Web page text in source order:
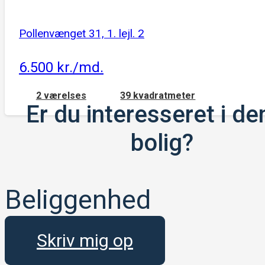
Pollenvænget 31, 1. lejl. 2
6.500 kr./md.
2 værelses 39 kvadratmeter
Er du interesseret i
bolig?
Beliggenhed
Skriv mig op